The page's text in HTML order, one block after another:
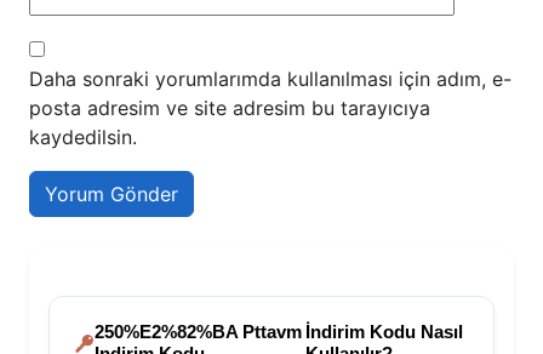
Daha sonraki yorumlarımda kullanılması için adım, e-
posta adresim ve site adresim bu tarayıcıya
kaydedilsin.
250%E2%82%BA Pttavm İndirim Kodu Nasıl